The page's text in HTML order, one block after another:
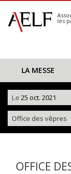
S'abonner
Calendrier
les
LA MESSE
Le 25 oct. 2021
Office des vêpres
OFFICE